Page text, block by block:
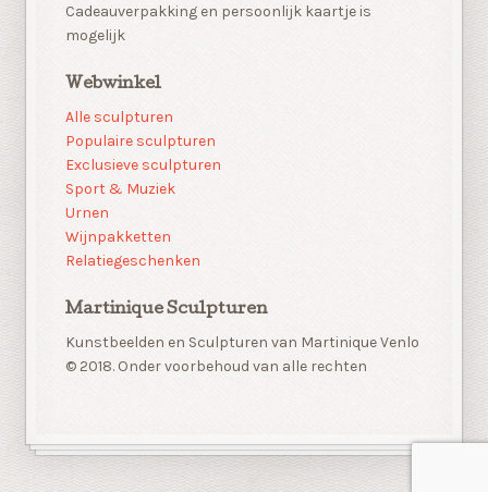
Cadeauverpakking en persoonlijk kaartje is
mogelijk
Webwinkel
Alle sculpturen
Populaire sculpturen
Exclusieve sculpturen
Sport & Muziek
Urnen
Wijnpakketten
Relatiegeschenken
Martinique Sculpturen
Kunstbeelden en Sculpturen van Martinique Venlo
© 2018. Onder voorbehoud van alle rechten